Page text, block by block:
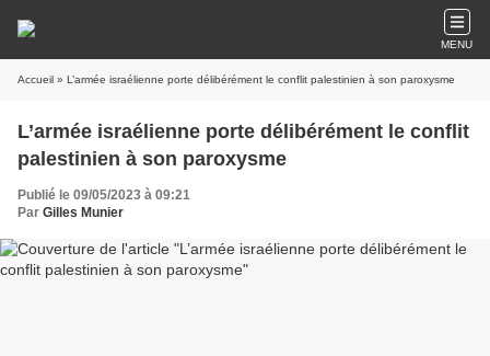
MENU
Accueil » L’armée israélienne porte délibérément le conflit palestinien à son paroxysme
L’armée israélienne porte délibérément le conflit
palestinien à son paroxysme
Publié le 09/05/2023 à 09:21
Par Gilles Munier